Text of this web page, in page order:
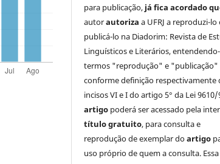
para publicação, já fica acordado
autorautoriza a UFRJ a reproduzi-lo
publicá-lo na Diadorim: Revista de
Linguísticos e Literários,
termos "reprodução" e "publicação"
conforme definição respectivamente
incisos VI e I do artigo 5° da Lei 9610/
artigo poderá ser acessado pela
título gratuito, para consulta e
reprodução de exemplar doartigo
uso próprio de quem a consulta. Essa